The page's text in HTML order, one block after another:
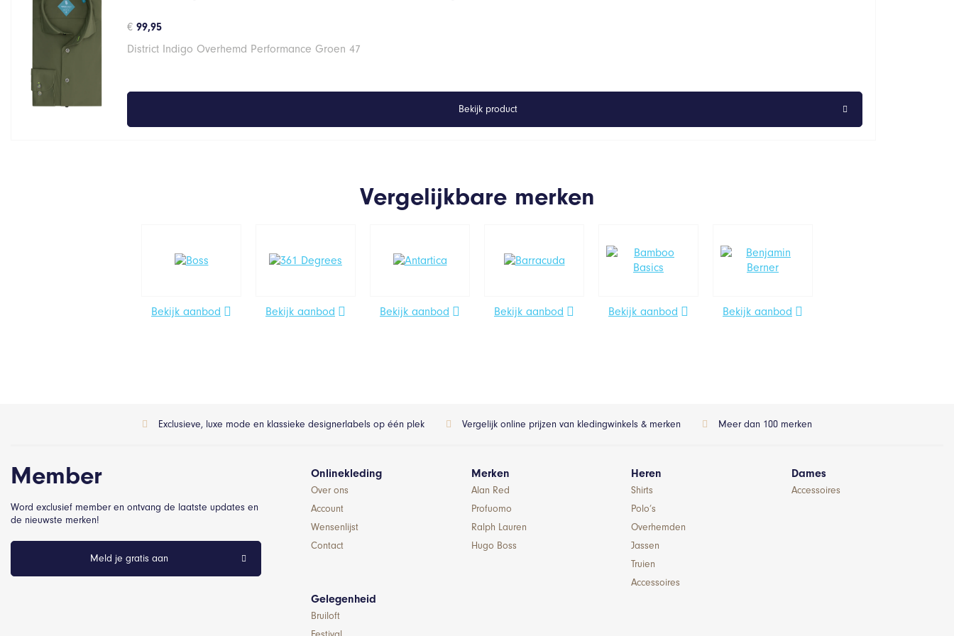
€ 99,95
District Indigo Overhemd Performance Groen 47
Bekijk product
Vergelijkbare merken
Bekijk aanbod Bekijk aanbod Bekijk aanbod Bekijk aanbod Bekijk aanbod Bekijk aanbod
Exclusieve, luxe mode en klassieke designerlabels op één plek Vergelijk online prijzen van kledingwinkels & merken Meer dan 100 merken
Member
Word exclusief member en ontvang de laatste updates en
de nieuwste merken!
Meld je gratis aan
Onlinekleding
Over ons
Account
Wensenlijst
Contact
Merken
Alan Red
Profuomo
Ralph Lauren
Hugo Boss
Heren
Shirts
Polo’s
Overhemden
Jassen
Truien
Accessoires
Dames
Accessoires
Gelegenheid
Bruiloft